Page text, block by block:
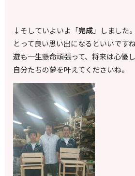
↓そしていよいよ「完成」しました
とって良い思い出になるといいです
遊も一生懸命頑張って、将来は心優
自分たちの夢を叶えてくださいね。